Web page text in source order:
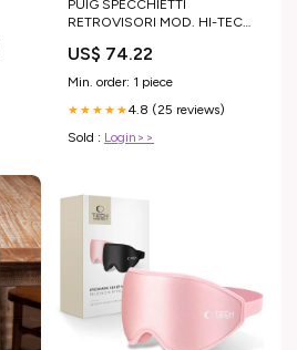
PUIG SPECCHIETTI
RETROVISORI MOD. HI-TECH
Versione:Destro - Alluminio
US$ 74.22
Min. order: 1 piece
★★★★★4.8 (25 reviews)
Sold : Login>>